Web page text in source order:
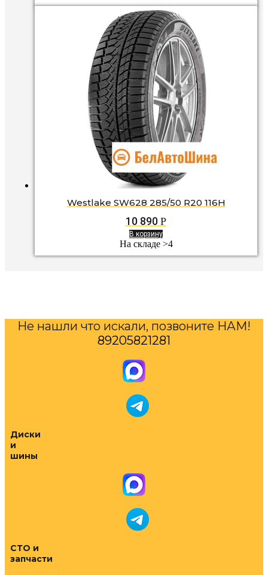
Westlake SW628 285/50 R20 116H
10 890 Р
В корзину
На складе >4
Не нашли что искали, позвоните НАМ!
89205821281
Диски
и
шины
СТО и
запчасти